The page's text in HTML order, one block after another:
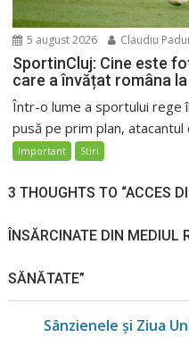
5 august 2026 Claudiu
SportinCluj: Cine este
care a învățat româna
Într-o lume a sportului rege
pusă pe prim plan, atacantul
Important Stiri
3 THOUGHTS TO “ACCES
ÎNSĂRCINATE DIN MEDIUL
SĂNĂTATE”
Sânzienele și Ziua